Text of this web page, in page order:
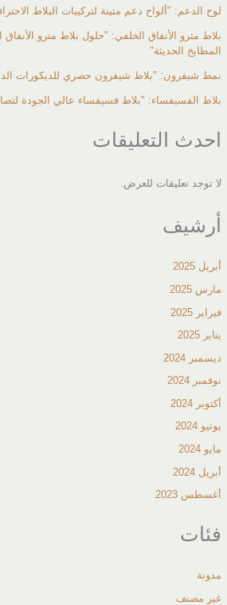
لوح الدعم: "ألواح دعم متينة لتركيبات البلاط
بلاط مترو الأنفاق الخلفي: "حلول بلاط مترو الأنفاق
المطابخ الحديثة"
نمط شيفرون: "بلاط شيفرون حصري للديكورات
بلاط الفسيفساء: "بلاط فسيفساء عالي الجودة
احدث التعليقات
لا توجد تعليقات للعرض.
أرشيف
أبريل 2025
مارس 2025
فبراير 2025
يناير 2025
ديسمبر 2024
نوفمبر 2024
أكتوبر 2024
يونيو 2024
مايو 2024
أبريل 2024
أغسطس 2023
فئات
مدونة
غير مصنف